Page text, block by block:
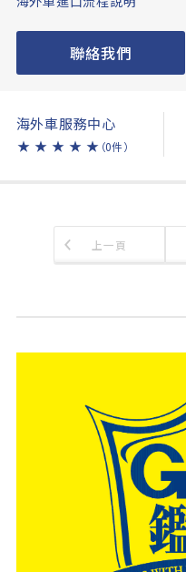
聯絡我們
海外車服務中心
★ ★ ★ ★ ★ （0件）
上一頁